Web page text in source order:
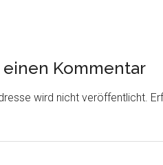
Kommentar
wird nicht veröffentlicht.